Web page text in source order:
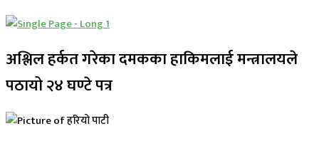
अश्लिल हर्कत गरेका दमकका हाकिमलाई मन्त्रालयले
पठायो २४ घण्टे पत्र